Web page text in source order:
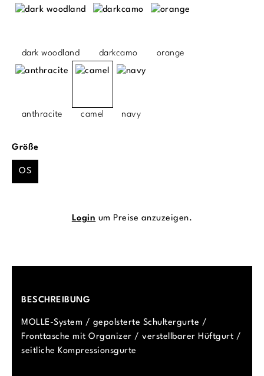
dark woodland darkcamo orange
anthracite camel navy
Größeauswählen
OS
Login um Preise anzuzeigen.
BESCHREIBUNG
MOLLE-System / gepolsterte Schultergurte /
Fronttasche mit Organizer / verstellbarer Hüftgurt /
seitliche Kompressionsgurte